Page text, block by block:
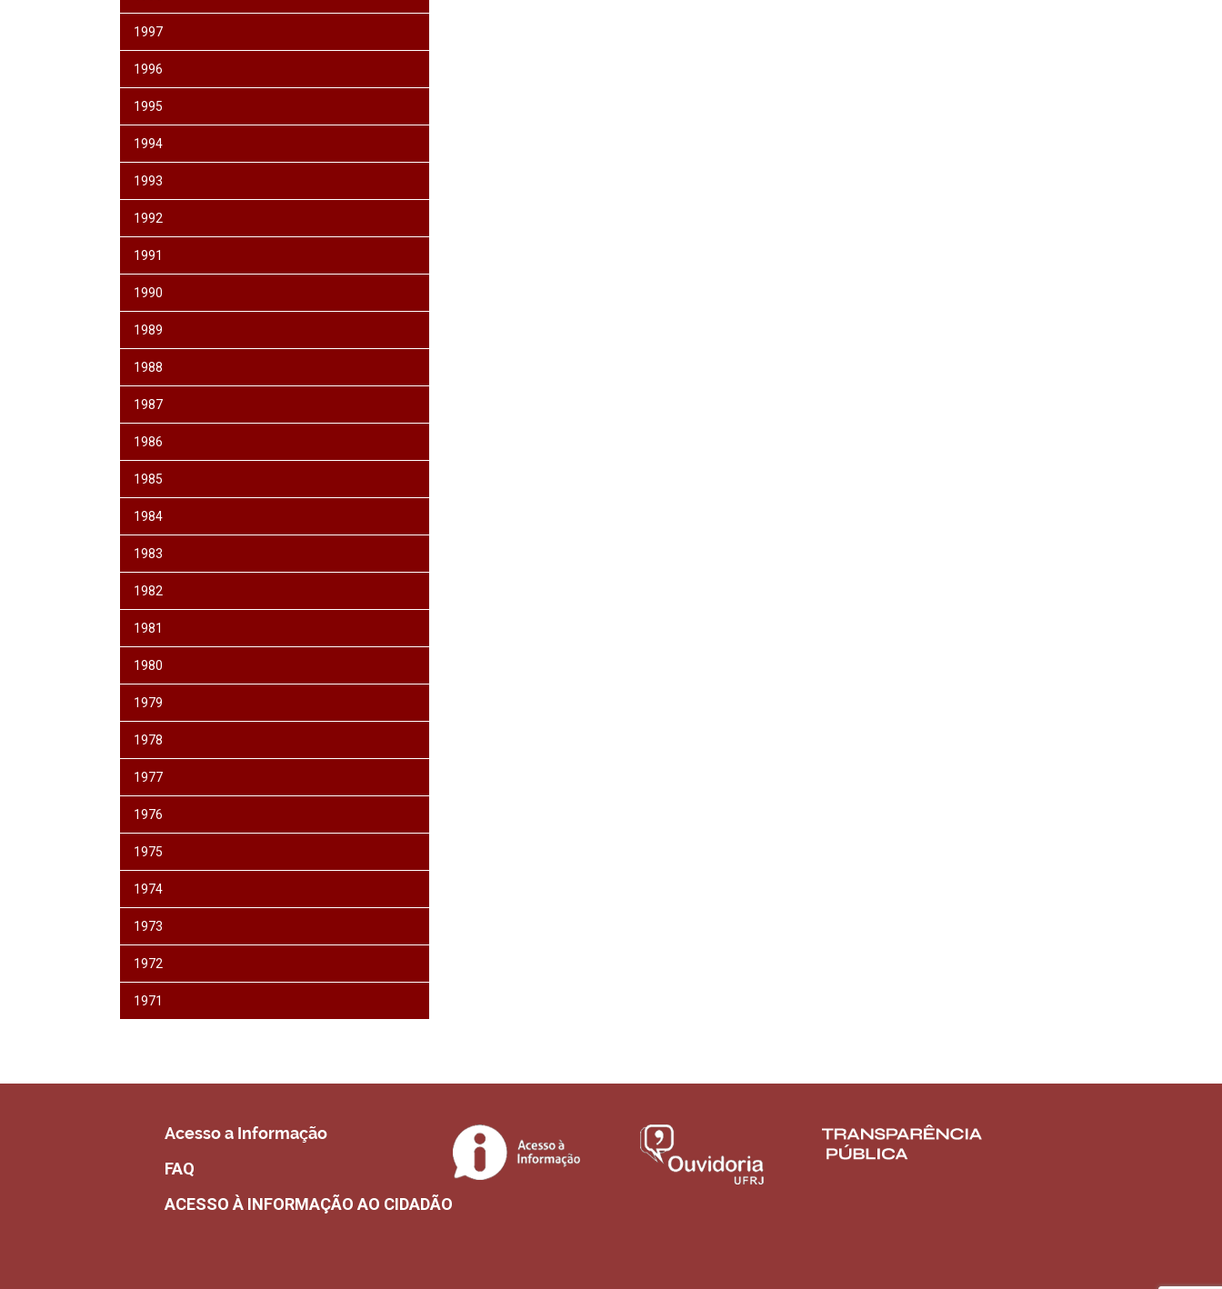
1997
1996
1995
1994
1993
1992
1991
1990
1989
1988
1987
1986
1985
1984
1983
1982
1981
1980
1979
1978
1977
1976
1975
1974
1973
1972
1971
Acesso a Informação
FAQ
ACESSO À INFORMAÇÃO AO CIDADÃO